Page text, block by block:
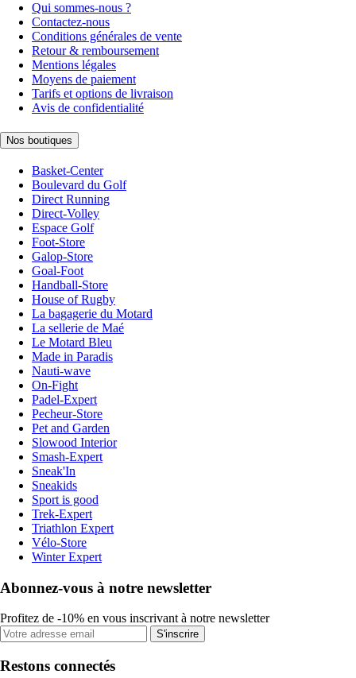
Qui sommes-nous ?
Contactez-nous
Conditions générales de vente
Retour & remboursement
Mentions légales
Moyens de paiement
Tarifs et options de livraison
Avis de confidentialité
Nos boutiques
Basket-Center
Boulevard du Golf
Direct Running
Direct-Volley
Espace Golf
Foot-Store
Galop-Store
Goal-Foot
Handball-Store
House of Rugby
La bagagerie du Motard
La sellerie de Maé
Le Motard Bleu
Made in Paradis
Nauti-wave
On-Fight
Padel-Expert
Pecheur-Store
Pet and Garden
Slowood Interior
Smash-Expert
Sneak'In
Sneakids
Sport is good
Trek-Expert
Triathlon Expert
Vélo-Store
Winter Expert
Abonnez-vous à notre newsletter
Profitez de -10% en vous inscrivant à notre newsletter
S'inscrire
Restons connectés